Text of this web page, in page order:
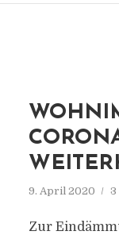
9. April 2020 3
Zur